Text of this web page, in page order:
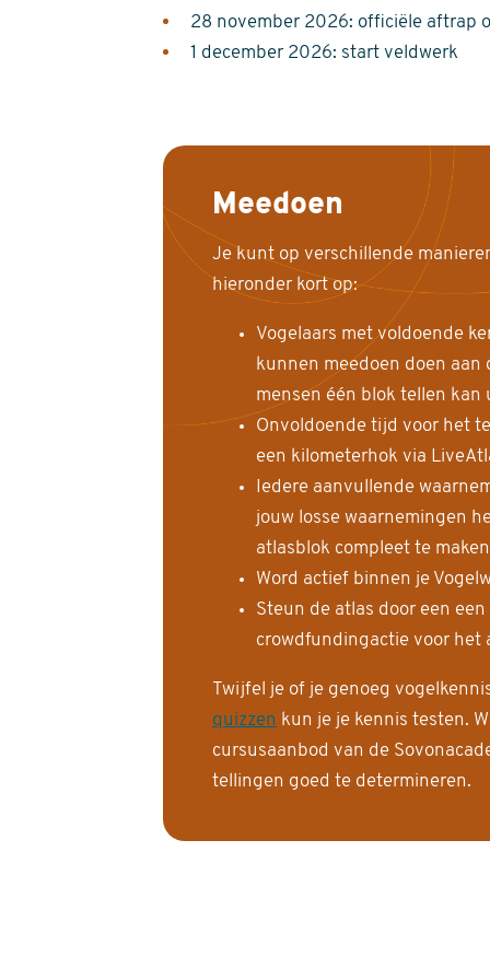
28 november 2026: officiële aftrap
1 december 2026: start veldwerk
Meedoen
Je kunt op verschillende
hieronder kort op:
Vogelaars met voldoende
kunnen meedoen doen
mensen één blok tellen kan
Onvoldoende tijd voor het
een kilometerhok via
Iedere aanvullende
jouw losse waarnemingen
atlasblok compleet te
Word actief binnen je
Steun de atlas door een
crowdfundingactie voor het
Twijfel je of je genoeg
quizzen kun je je kennis testen.
cursusaanbod van de
tellingen goed te determineren.